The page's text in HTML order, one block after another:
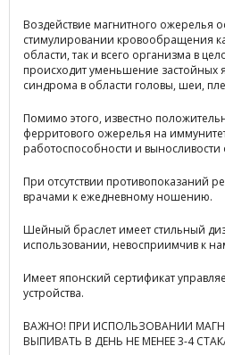
Воздействие магнитного ожерелья
стимулировании кровообращения
области, так и всего организма в
происходит уменьшение застойных
синдрома в области головы, шеи,
Помимо этого, известно
ферритового ожерелья на
работоспособности и выносливости
При отсутствии противопоказаний
врачами к ежедневному ношению.
Шейный браслет имеет стильный
использовании, невосприимчив к
Имеет японский сертификат
устройства.
ВАЖНО! ПРИ ИСПОЛЬЗОВАНИИ
ВЫПИВАТЬ В ДЕНЬ НЕ МЕНЕЕ 3-4